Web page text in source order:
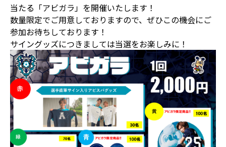
当たる「アビガラ」を開催いたします！
数量限定でご用意しておりますので、ぜひこの機会にご
参加お待ちしております！
サイングッズにつきましては当選をお楽しみに！